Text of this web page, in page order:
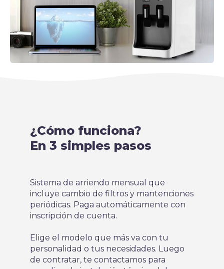
¿Cómo funciona?
En 3 simples pasos
Sistema de arriendo mensual que
incluye cambio de filtros y mantenciones
periódicas. Paga automáticamente con
inscripción de cuenta.
Elige el modelo que más va con tu
personalidad o tus necesidades. Luego
de contratar, te contactamos para